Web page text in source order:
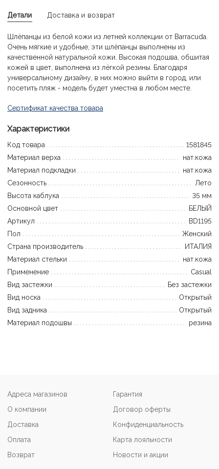
Детали Доставка и возврат
Шлёпанцы из белой кожи из летней коллекции от Barracuda.
Очень мягкие и удобные, эти шлёпанцы выполнены из
качественной натуральной кожи. Высокая подошва, обшитая
кожей в цвет, выполнена из лёгкой резины. Благодаря
универсальному дизайну, в них можно выйти в город, или
посетить пляж - модель будет уместна в любом месте.
Сертификат качества товара
Характеристики
Код товара
1581845
Материал верха
нат.кожа
Материал подкладки
нат.кожа
Сезонность
Лето
Высота каблука
35 мм
Основной цвет
БЕЛЫЙ
Артикул
BD1195
Пол
Женский
Страна производитель
ИТАЛИЯ
Материал стельки
нат.кожа
Применение
Casual
Вид застежки
Без застежки
Вид носка
Открытый
Вид задника
Открытый
Материал подошвы
резина
Адреса магазинов
О компании
Доставка
Оплата
Возврат
Гарантия
Договор оферты
Конфиденциальность
Карта лояльности
Новости и акции